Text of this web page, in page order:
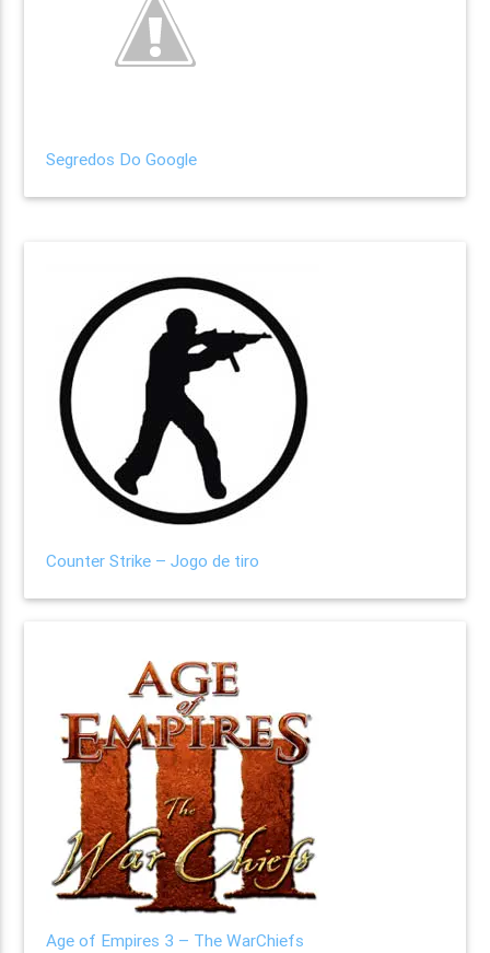
Segredos Do Google
Counter Strike – Jogo de tiro
Age of Empires 3 – The WarChiefs